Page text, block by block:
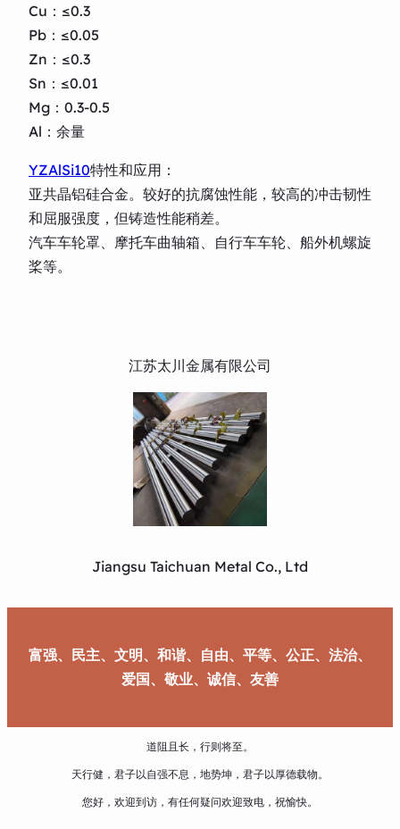
Cu：≤0.3
Pb：≤0.05
Zn：≤0.3
Sn：≤0.01
Mg：0.3-0.5
Al：余量
YZAlSi10特性和应用：
亚共晶铝硅合金。较好的抗腐蚀性能，较高的冲击韧性
和屈服强度，但铸造性能稍差。
汽车车轮罩、摩托车曲轴箱、自行车车轮、船外机螺旋
桨等。
江苏太川金属有限公司
Jiangsu Taichuan Metal Co., Ltd
富强、民主、文明、和谐、自由、平等、公正、法治、
爱国、敬业、诚信、友善
道阻且长，行则将至。
天行健，君子以自强不息，地势坤，君子以厚德载物。
您好，欢迎到访，有任何疑问欢迎致电，祝愉快。